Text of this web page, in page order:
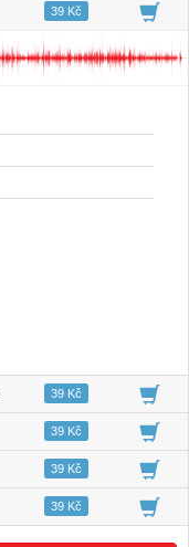
03:0439 Kč
04:4539 Kč
02:3839 Kč
04:2039 Kč
05:4839 Kč